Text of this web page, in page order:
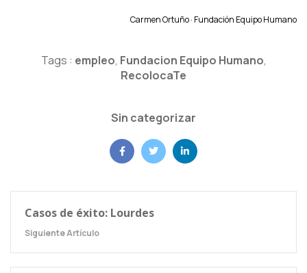
Carmen Ortuño · Fundación Equipo Humano
Tags : empleo, Fundacion Equipo Humano,
RecolocaTe
Sin categorizar
Casos de éxito: Lourdes
Siguiente Artículo